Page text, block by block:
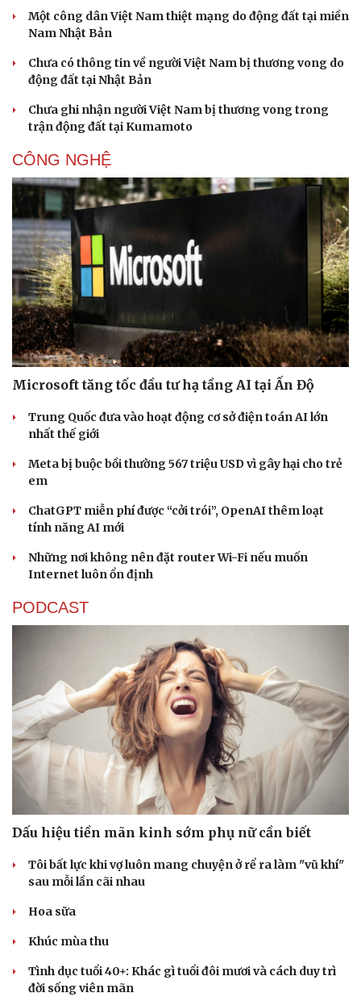
Văn hóa
Một công dân Việt Nam thiệt mạng do động đất tại miền
Nam Nhật Bản
Chưa có thông tin về người Việt Nam bị thương vong do
động đất tại Nhật Bản
Chưa ghi nhận người Việt Nam bị thương vong trong
trận động đất tại Kumamoto
CÔNG NGHỆ
Microsoft tăng tốc đầu tư hạ tầng AI tại Ấn Độ
Trung Quốc đưa vào hoạt động cơ sở điện toán AI lớn
nhất thế giới
Meta bị buộc bồi thường 567 triệu USD vì gây hại cho trẻ
em
ChatGPT miễn phí được “cởi trói”, OpenAI thêm loạt
tính năng AI mới
Những nơi không nên đặt router Wi-Fi nếu muốn
Internet luôn ổn định
PODCAST
Dấu hiệu tiền mãn kinh sớm phụ nữ cần biết
Tôi bất lực khi vợ luôn mang chuyện ở rể ra làm "vũ khí"
sau mỗi lần cãi nhau
Hoa sữa
Khúc mùa thu
Tình dục tuổi 40+: Khác gì tuổi đôi mươi và cách duy trì
đời sống viên mãn